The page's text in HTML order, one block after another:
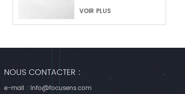
VOIR PLUS
NOUS CONTACTER :
e-mail : info@focusens.com